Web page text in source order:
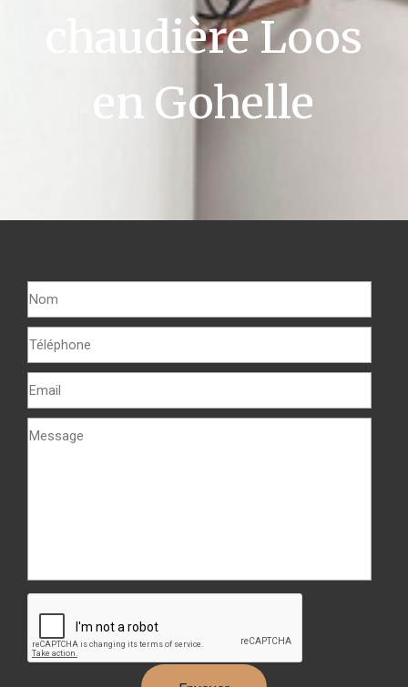
chaudière Loos
en Gohelle